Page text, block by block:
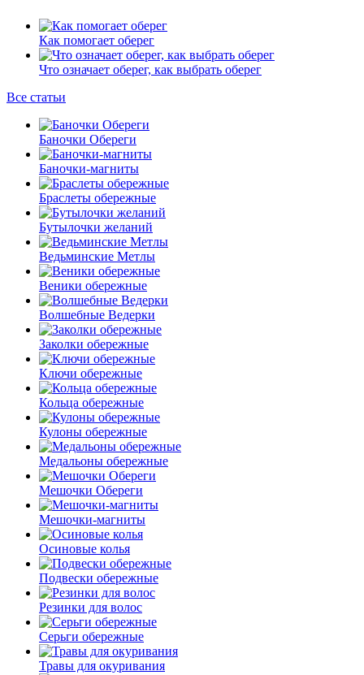
Как помогает оберег
Что означает оберег, как выбрать оберег
Все статьи
Баночки Обереги
Баночки-магниты
Браслеты обережные
Бутылочки желаний
Ведьминские Метлы
Веники обережные
Волшебные Ведерки
Заколки обережные
Ключи обережные
Кольца обережные
Кулоны обережные
Медальоны обережные
Мешочки Обереги
Мешочки-магниты
Осиновые колья
Подвески обережные
Резинки для волос
Серьги обережные
Травы для окуривания